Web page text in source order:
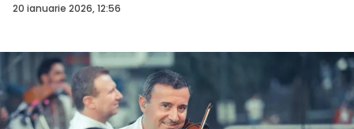
20 ianuarie 2026, 12:56